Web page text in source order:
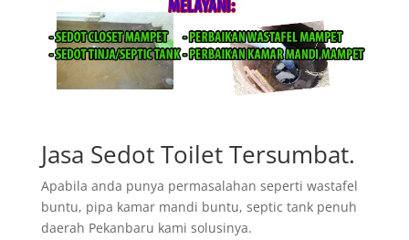
Jasa Sedot Toilet Tersumbat.
Apabila anda punya permasalahan seperti wastafel
buntu, pipa kamar mandi buntu, septic tank penuh
daerah Pekanbaru kami solusinya.